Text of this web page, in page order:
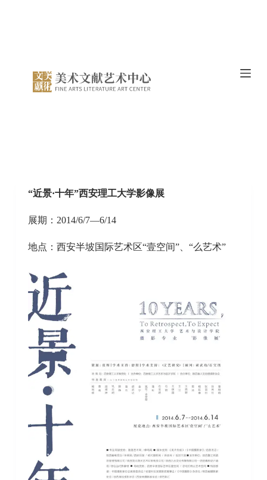
“近景·十年”西安理工大学影像展
展期：2014/6/7—6/14
地点：西安半坡国际艺术区“壹空间”、“么艺术”